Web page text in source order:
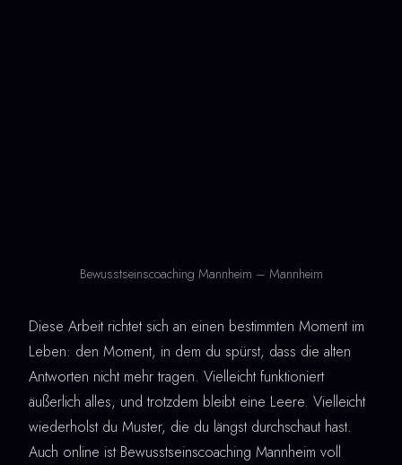
Bewusstseinscoaching Mannheim – Mannheim
Diese Arbeit richtet sich an einen bestimmten Moment im
Leben: den Moment, in dem du spürst, dass die alten
Antworten nicht mehr tragen. Vielleicht funktioniert
äußerlich alles, und trotzdem bleibt eine Leere. Vielleicht
wiederholst du Muster, die du längst durchschaut hast.
Auch online ist Bewusstseinscoaching Mannheim voll